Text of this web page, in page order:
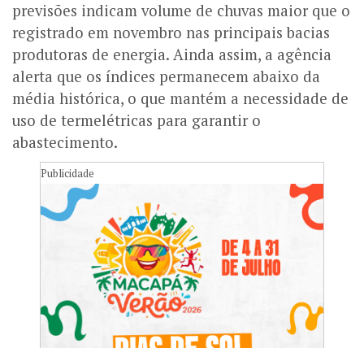
previsões indicam volume de chuvas maior que o
registrado em novembro nas principais bacias
produtoras de energia. Ainda assim, a agência
alerta que os índices permanecem abaixo da
média histórica, o que mantém a necessidade de
uso de termelétricas para garantir o
abastecimento.
Publicidade